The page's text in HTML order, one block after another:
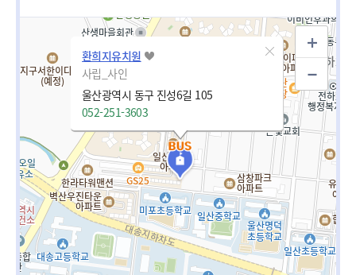
환희지유치원
사립_사인
울산광역시 동구 진성6길 105
052-251-3603